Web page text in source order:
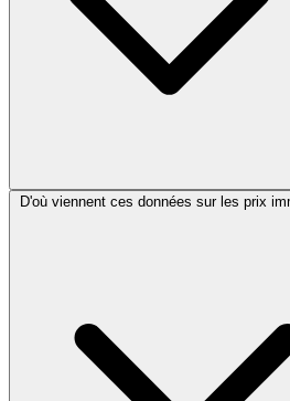
D'où viennent ces données sur les prix